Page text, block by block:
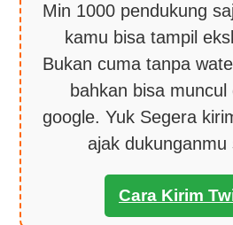
Min 1000 pendukung
kamu bisa tampil
Bukan cuma tanpa
bahkan bisa muncul
google. Yuk Segera
ajak dukunganmu
Cara Kirim